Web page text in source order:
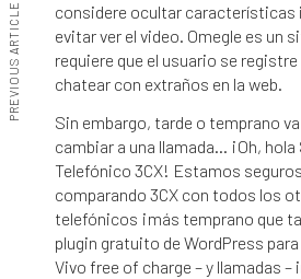
considere ocultar características
evitar ver el video. Omegle es un
requiere que el usuario se
chatear con extraños en la web.
Sin embargo, tarde o temprano
cambiar a una llamada… ¡Oh,
Telefónico 3CX! Estamos
comparando 3CX con todos los
telefónicos ¡más temprano que
plugin gratuito de WordPress
Vivo free of charge – y llamadas –
PREVIOUS ARTICLE